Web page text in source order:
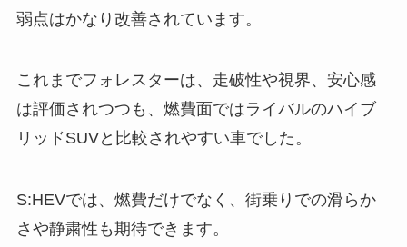
弱点はかなり改善されています。
これまでフォレスターは、走破性や視界、安心感
は評価されつつも、燃費面ではライバルのハイブ
リッドSUVと比較されやすい車でした。
S:HEVでは、燃費だけでなく、街乗りでの滑らか
さや静粛性も期待できます。